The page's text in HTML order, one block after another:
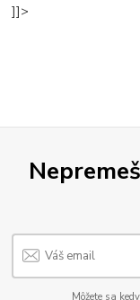
]]>
Môžete sa